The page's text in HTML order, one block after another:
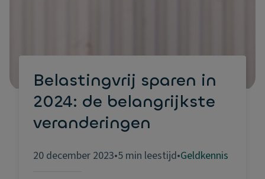
Belastingvrij sparen in
2024: de belangrijkste
veranderingen
20 december 2023•5 min leestijd•Geldkennis